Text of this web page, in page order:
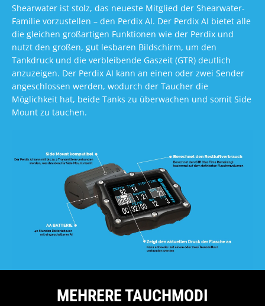
Shearwater ist stolz, das neueste Mitglied der Shearwater-
Familie vorzustellen – den Perdix AI. Der Perdix AI bietet alle
die gleichen großartigen Funktionen wie der Perdix und
nutzt den großen, gut lesbaren Bildschirm, um den
Tankdruck und die verbleibende Gaszeit (GTR) deutlich
anzuzeigen. Der Perdix AI kann an einen oder zwei Sender
angeschlossen werden, wodurch der Taucher die
Möglichkeit hat, beide Tanks zu überwachen und somit Side
Mount zu tauchen.
MEHRERE TAUCHMODI